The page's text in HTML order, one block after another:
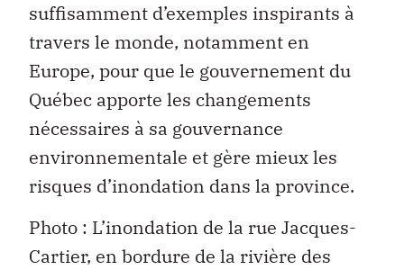
suffisamment d’exemples inspirants à
travers le monde, notamment en
Europe, pour que le gouvernement du
Québec apporte les changements
nécessaires à sa gouvernance
environnementale et gère mieux les
risques d’inondation dans la province.
Photo : L’inondation de la rue Jacques-
Cartier, en bordure de la rivière des